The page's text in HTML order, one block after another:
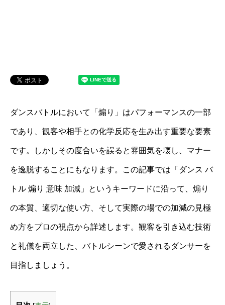
ダンスバトルにおいて「煽り」はパフォーマンスの一部
であり、観客や相手との化学反応を生み出す重要な要素
です。しかしその度合いを誤ると雰囲気を壊し、マナー
を逸脱することにもなります。この記事では「ダンス バ
トル 煽り 意味 加減」というキーワードに沿って、煽り
の本質、適切な使い方、そして実際の場での加減の見極
め方をプロの視点から詳述します。観客を引き込む技術
と礼儀を両立した、バトルシーンで愛されるダンサーを
目指しましょう。